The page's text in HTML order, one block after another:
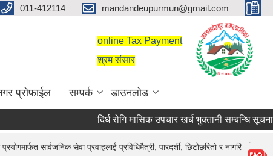
011-412114 mandandeupurmun@gmail.com
online Tax Payment
श्रम संसार
प्रोफाईल सम्पर्क डाउनलोड
दिर्घ रोगि मासिक उपचार खर्च भुक्तानी सम्बन्धि सूचना।
दिर्घ रोगि मासिक उपचार खर्च भुक्तानी सम्बन्धि सूचना। सरुवा सहमतिका लागि दरखास्त आह्वान सम्बन्धी
सार्वजनिक सेवा प्रवाहलाई प्रविधिमैत्री, पारदर्शी, छिटोछरितो र नागरिकमैत्री